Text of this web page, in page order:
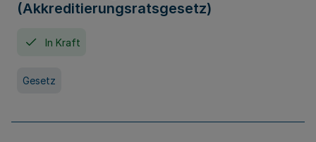
(Akkreditierungsratsgesetz)
In Kraft
Gesetz